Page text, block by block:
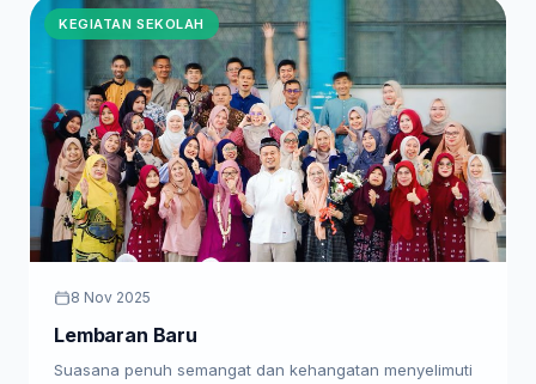
KEGIATAN SEKOLAH
8 Nov 2025
Lembaran Baru
Suasana penuh semangat dan kehangatan menyelimuti